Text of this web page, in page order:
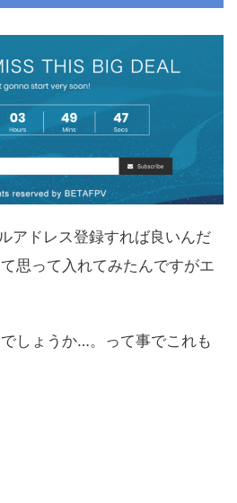
アドレス登録すれば良いんだ
思って入れてみたんですがエ
しょうか…。って事でこれも